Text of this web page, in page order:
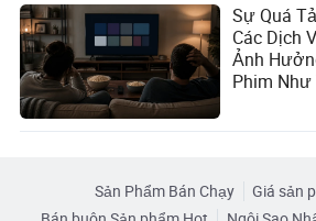
Sự Quá
Các Dịch
Ảnh
Phim
Sản Phẩm Bán Chạy
Giá sản